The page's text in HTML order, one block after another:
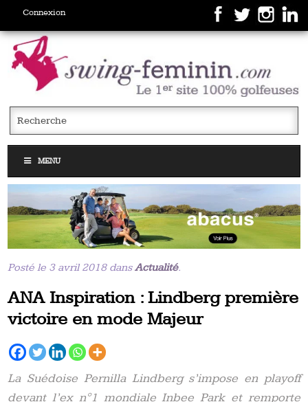
Connexion
MENU
Posté le 3 avril 2018 dansActualité.
ANA Inspiration : Lindberg première
victoire en mode Majeur
La Suédoise Pernilla Lindberg s’impose en playoff
devant l’ex n°1 mondiale Inbee Park et remporte